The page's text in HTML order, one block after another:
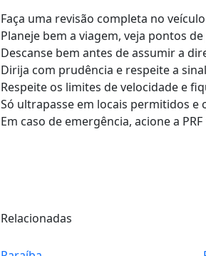
Faça uma revisão completa no
Planeje bem a viagem, veja pontos
Descanse bem antes de assumir a
Dirija com prudência e respeite a
Respeite os limites de velocidade e
Só ultrapasse em locais permitidos e
Em caso de emergência, acione a
Relacionadas